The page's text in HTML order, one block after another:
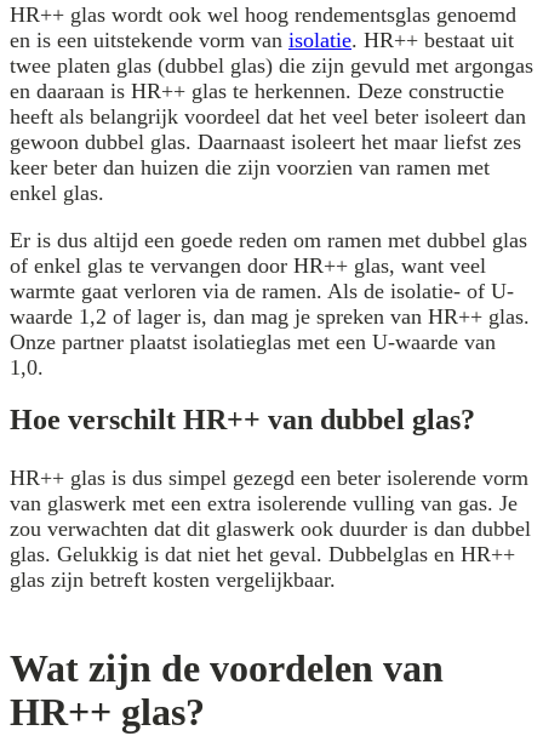
HR++ glas wordt ook wel hoog rendementsglas genoemd
en is een uitstekende vorm van isolatie. HR++ bestaat uit
twee platen glas (dubbel glas) die zijn gevuld met argongas
en daaraan is HR++ glas te herkennen. Deze constructie
heeft als belangrijk voordeel dat het veel beter isoleert dan
gewoon dubbel glas. Daarnaast isoleert het maar liefst zes
keer beter dan huizen die zijn voorzien van ramen met
enkel glas.
Er is dus altijd een goede reden om ramen met dubbel glas
of enkel glas te vervangen door HR++ glas, want veel
warmte gaat verloren via de ramen. Als de isolatie- of U-
waarde 1,2 of lager is, dan mag je spreken van HR++ glas.
Onze partner plaatst isolatieglas met een U-waarde van
1,0.
Hoe verschilt HR++ van dubbel glas?
HR++ glas is dus simpel gezegd een beter isolerende vorm
van glaswerk met een extra isolerende vulling van gas. Je
zou verwachten dat dit glaswerk ook duurder is dan dubbel
glas. Gelukkig is dat niet het geval. Dubbelglas en HR++
glas zijn betreft kosten vergelijkbaar.
Wat zijn de voordelen van
HR++ glas?